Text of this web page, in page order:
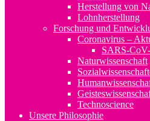
Herstellung von
Lohnherstellung
Forschung und
Coronavirus –
SARS-
Naturwissenschaft
Technoscience
Unsere Philosophie